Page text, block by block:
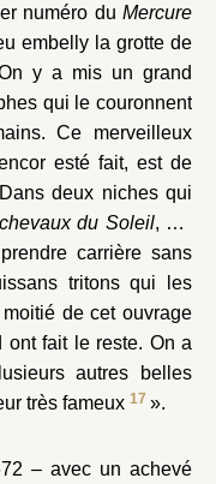
numéro du Mercure
embelly la grotte de
y a mis un grand
qui le couronnent
Ce merveilleux
esté fait, est de
deux niches qui
chevaux du Soleil, qui
carrière sans
tritons qui les
de cet ouvrage
ont fait le reste. On a
autres belles
très fameux 17 ».
– avec un achevé